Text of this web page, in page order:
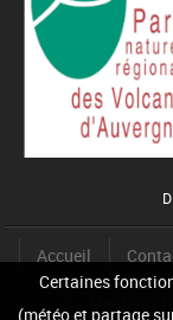
Certaines
(météo et partage
Accueil